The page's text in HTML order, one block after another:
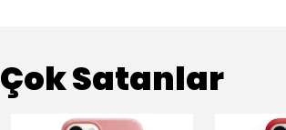
Çok Satanlar